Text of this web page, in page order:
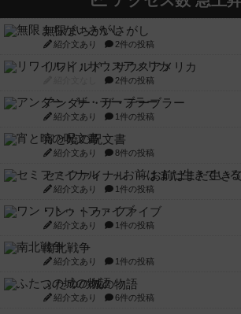
無限まちがいさがし
紹介文あり 2件の投稿
リワイルド：サウスアメリカ
2件の投稿
アンダー・ザ・テーブラー
紹介文あり 1件の投稿
宵と暁の呪文書
紹介文あり 8件の投稿
セミファイナル ～お前はまだ生き
紹介文あり 1件の投稿
ワン・トゥ・ファイブ
紹介文あり 1件の投稿
南北戦争
紹介文あり 1件の投稿
ふたつの城の物語
紹介文あり 6件の投稿